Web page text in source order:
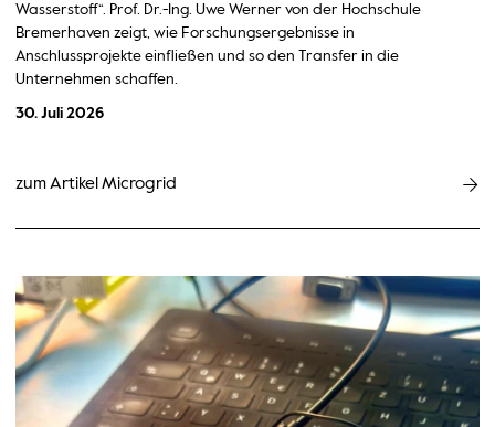
Wasserstoff“. Prof. Dr.-Ing. Uwe Werner von der Hochschule
Bremerhaven zeigt, wie Forschungsergebnisse in
Anschlussprojekte einfließen und so den Transfer in die
Unternehmen schaffen.
30. Juli 2026
zum Artikel Microgrid